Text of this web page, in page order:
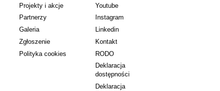
Projekty i akcje
Partnerzy
Galeria
Zgłoszenie
Polityka cookies
Youtube
Instagram
Linkedin
Kontakt
RODO
Deklaracja
dostępności
Deklaracja